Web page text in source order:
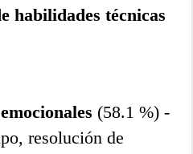
habilidades técnicas
(58.1 %) -
resolución de